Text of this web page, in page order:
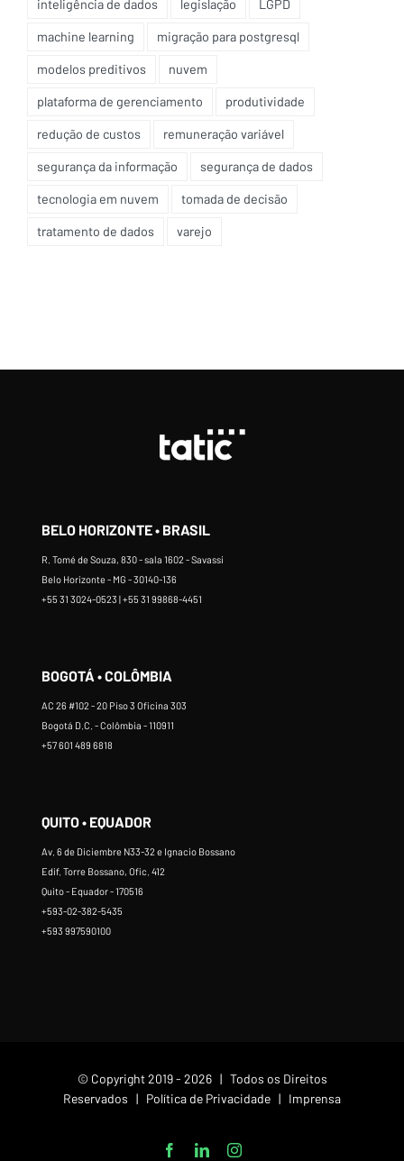
inteligência de dados legislação LGPD
machine learning migração para postgresql
modelos preditivos nuvem
plataforma de gerenciamento produtividade
redução de custos remuneração variável
segurança da informação segurança de dados
tecnologia em nuvem tomada de decisão
tratamento de dados varejo
BELO HORIZONTE • BRASIL
R. Tomé de Souza, 830 - sala 1602 - Savassi
Belo Horizonte - MG - 30140-136
+55 31 3024-0523 | +55 31 99868-4451
BOGOTÁ • COLÔMBIA
AC 26 #102 - 20 Piso 3 Oficina 303
Bogotá D.C. - Colômbia - 110911
+57 601 489 6818
QUITO • EQUADOR
Av. 6 de Diciembre N33-32 e Ignacio Bossano
Edif. Torre Bossano, Ofic. 412
Quito - Equador - 170516
+593-02-382-5435
+593 997590100
© Copyright 2019 - 2026 | Todos os Direitos
Reservados | Política de Privacidade | Imprensa
FacebookLinkedInInstagram